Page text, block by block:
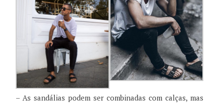
– As sandálias podem ser combinadas com calças, mas